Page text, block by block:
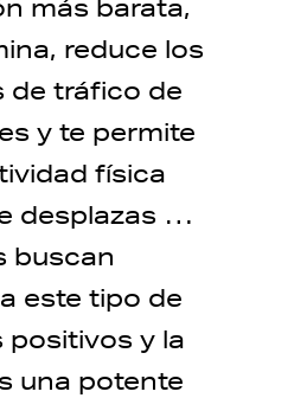
más barata,
reduce los
de tráfico de
y te permite
física
desplazas …
buscan
este tipo de
positivos y la
una potente